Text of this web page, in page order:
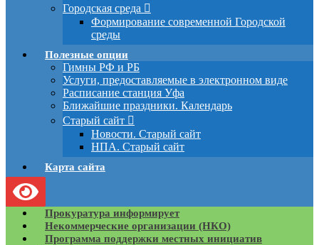
Городская среда
Формирование современной Городской
среды
Полезные опции
Гимны РФ и РБ
Услуги, предоставляемые в электронном виде
Расписание станция Уфа
Ближайшие праздники. Календарь
Старый сайт
Новости. Старый сайт
НПА. Старый сайт
Карта сайта
Прокуратура информирует
Некоммерческие организации (НКО)
Программа поддержки местных инициатив